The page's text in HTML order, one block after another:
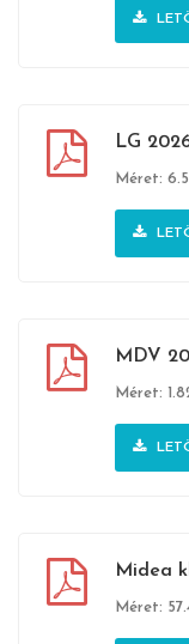
LG
Méret:
MDV
Méret:
Midea
Méret: